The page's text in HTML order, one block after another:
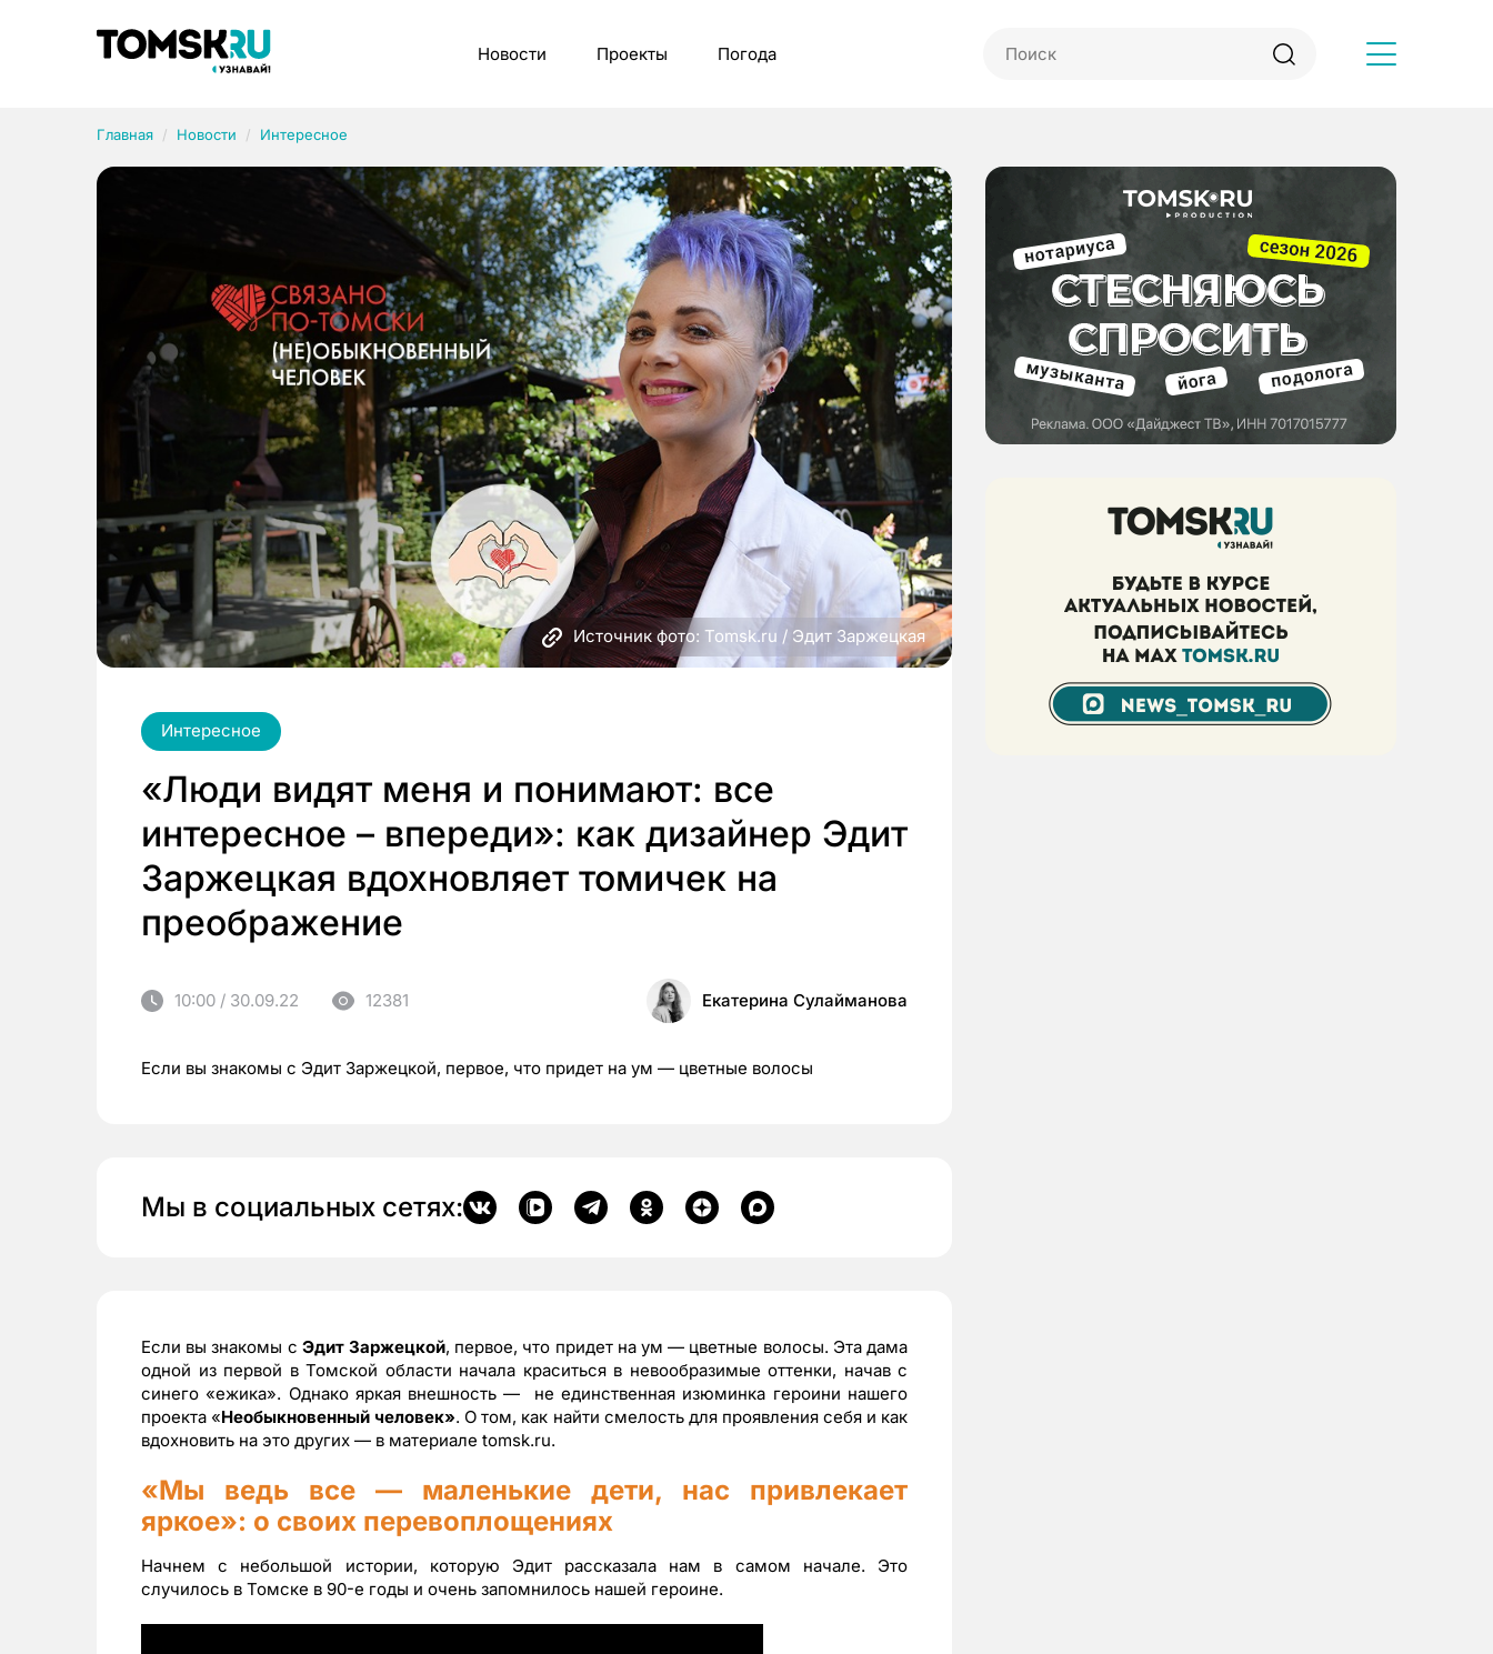
Новости Проекты Погода
Главная Новости Интересное
Источник фото: Tomsk.ru / Эдит Заржецкая
Интересное
«Люди видят меня и понимают: все
интересное – впереди»: как дизайнер Эдит
Заржецкая вдохновляет томичек на
преображение
10:00 / 30.09.22 12381 Екатерина Сулайманова
Если вы знакомы с Эдит Заржецкой, первое, что придет на ум — цветные волосы
Мы в социальных сетях:
Если вы знакомы с Эдит Заржецкой, первое, что придет на ум — цветные волосы. Эта дама
одной из первой в Томской области начала краситься в невообразимые оттенки, начав с
синего «ежика». Однако яркая внешность — не единственная изюминка героини нашего
проекта «Необыкновенный человек». О том, как найти смелость для проявления себя и как
вдохновить на это других — в материале tomsk.ru.
«Мы ведь все — маленькие дети, нас привлекает
яркое»: о своих перевоплощениях
Начнем с небольшой истории, которую Эдит рассказала нам в самом начале. Это
случилось в Томске в 90-е годы и очень запомнилось нашей героине.
Рубрики